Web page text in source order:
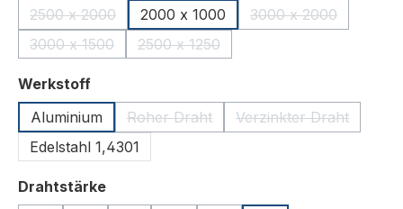
2500 x 2000
(Diese Option ist zurzeit nicht verfügbar.)
2000 x 1000 3000 x 2000
(Diese Option ist
3000 x 1500
(Diese Option ist zurzeit nicht verfügbar.)
2500 x 1250
(Diese Option ist zurzeit nicht
Werkstoffauswählen
Aluminium
Roher Draht
(Diese Option ist zurzeit nicht
Verzinkter Draht
(Diese Option ist
Edelstahl 1,4301
Drahtstärkeauswählen